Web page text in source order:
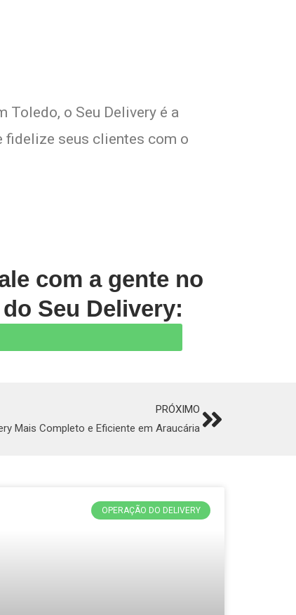
Toledo, o Seu Delivery é a
fidelize seus clientes com o
com a gente no
Seu Delivery:
PRÓXIMO
Mais Completo e Eficiente em Araucária Next
OPERAÇÃO DO DELIVERY